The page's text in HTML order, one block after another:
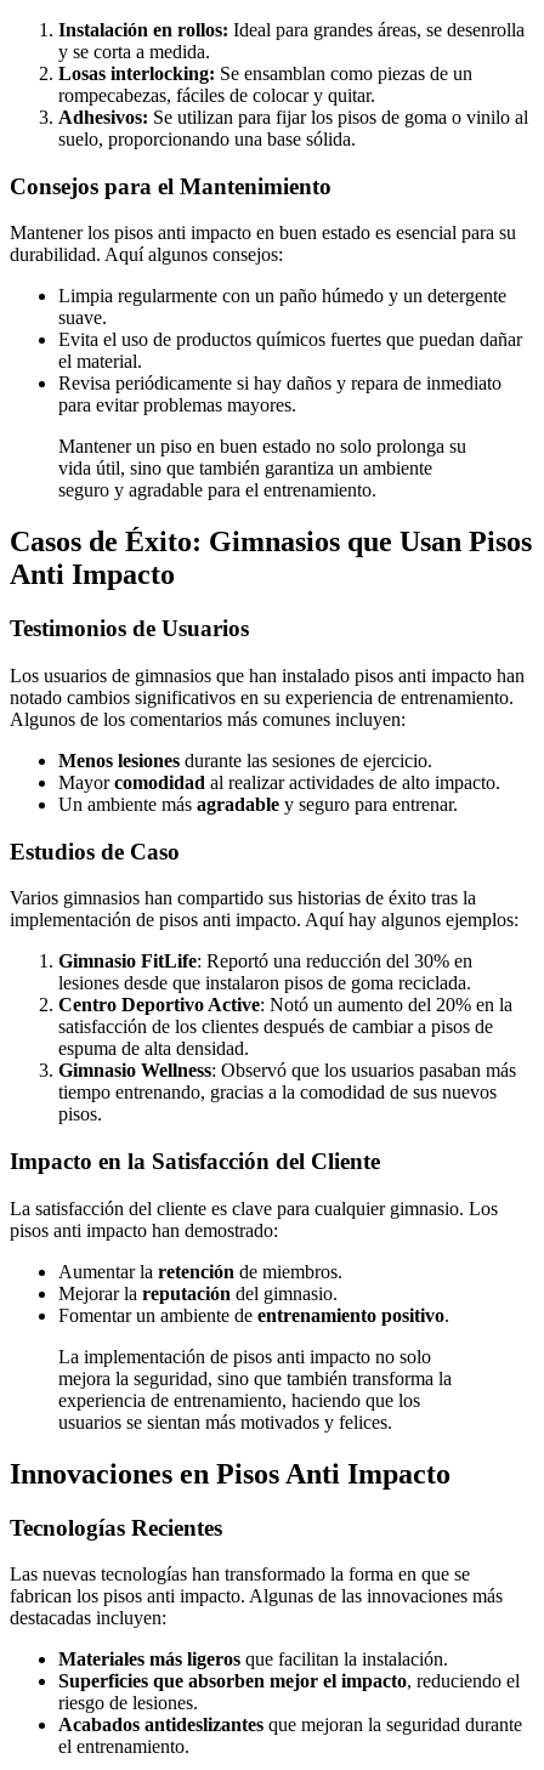
Instalación en rollos: Ideal para grandes áreas, se desenrolla
y se corta a medida.
Losas interlocking: Se ensamblan como piezas de un
rompecabezas, fáciles de colocar y quitar.
Adhesivos: Se utilizan para fijar los pisos de goma o vinilo al
suelo, proporcionando una base sólida.
Consejos para el Mantenimiento
Mantener los pisos anti impacto en buen estado es esencial para su
durabilidad. Aquí algunos consejos:
Limpia regularmente con un paño húmedo y un detergente
suave.
Evita el uso de productos químicos fuertes que puedan dañar
el material.
Revisa periódicamente si hay daños y repara de inmediato
para evitar problemas mayores.
Mantener un piso en buen estado no solo prolonga su
vida útil, sino que también garantiza un ambiente
seguro y agradable para el entrenamiento.
Casos de Éxito: Gimnasios que Usan Pisos
Anti Impacto
Testimonios de Usuarios
Los usuarios de gimnasios que han instalado pisos anti impacto han
notado cambios significativos en su experiencia de entrenamiento.
Algunos de los comentarios más comunes incluyen:
Menos lesiones durante las sesiones de ejercicio.
Mayorcomodidad al realizar actividades de alto impacto.
Un ambiente más agradable y seguro para entrenar.
Estudios de Caso
Varios gimnasios han compartido sus historias de éxito tras la
implementación de pisos anti impacto. Aquí hay algunos ejemplos:
Gimnasio FitLife: Reportó una reducción del 30% en
lesiones desde que instalaron pisos de goma reciclada.
Centro Deportivo Active: Notó un aumento del 20% en la
satisfacción de los clientes después de cambiar a pisos de
espuma de alta densidad.
Gimnasio Wellness: Observó que los usuarios pasaban más
tiempo entrenando, gracias a la comodidad de sus nuevos
pisos.
Impacto en la Satisfacción del Cliente
La satisfacción del cliente es clave para cualquier gimnasio. Los
pisos anti impacto han demostrado:
Aumentar la retención de miembros.
Mejorar la reputación del gimnasio.
Fomentar un ambiente de entrenamiento positivo.
La implementación de pisos anti impacto no solo
mejora la seguridad, sino que también transforma la
experiencia de entrenamiento, haciendo que los
usuarios se sientan más motivados y felices.
Innovaciones en Pisos Anti Impacto
Tecnologías Recientes
Las nuevas tecnologías han transformado la forma en que se
fabrican los pisos anti impacto. Algunas de las innovaciones más
destacadas incluyen:
Materiales más ligeros que facilitan la instalación.
Superficies que absorben mejor el impacto, reduciendo el
riesgo de lesiones.
Acabados antideslizantes que mejoran la seguridad durante
el entrenamiento.